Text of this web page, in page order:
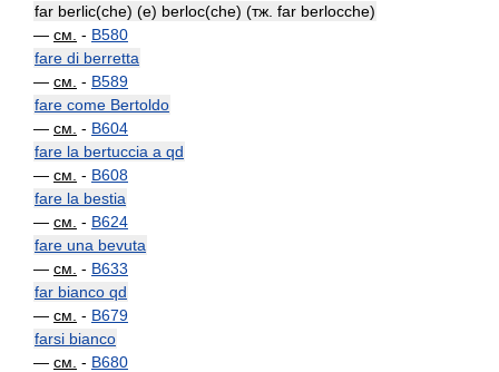
far berlic(che) (e) berloc(che) (тж. far berlocche)
— см. - B580
fare di berretta
— см. - B589
fare come Bertoldo
— см. - B604
fare la bertuccia a qd
— см. - B608
fare la bestia
— см. - B624
fare una bevuta
— см. - B633
far bianco qd
— см. - B679
farsi bianco
— см. - B680